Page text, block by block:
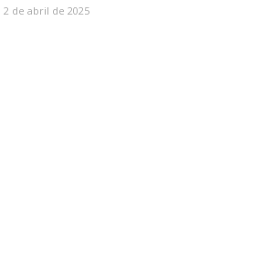
2 de abril de 2025